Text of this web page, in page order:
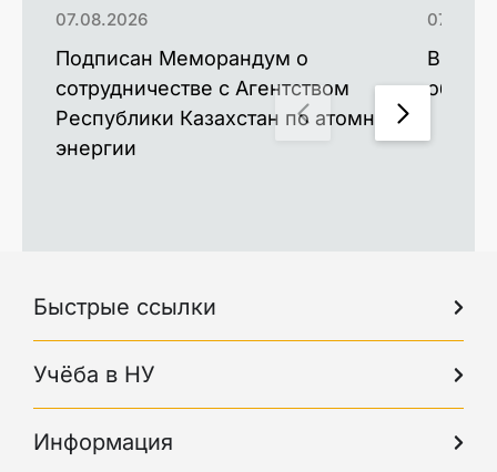
Подписан Меморандум о
сотрудничестве с Агентством
Республики Казахстан по атомной
энергии
07.08.2026
Быстрые ссылки
Учёба в НУ
Информация